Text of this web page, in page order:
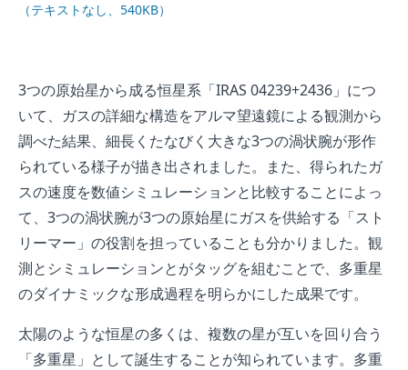
（テキストなし、540KB）
3つの原始星から成る恒星系「IRAS 04239+2436」につ
いて、ガスの詳細な構造をアルマ望遠鏡による観測から
調べた結果、細長くたなびく大きな3つの渦状腕が形作
られている様子が描き出されました。また、得られたガ
スの速度を数値シミュレーションと比較することによっ
て、3つの渦状腕が3つの原始星にガスを供給する「スト
リーマー」の役割を担っていることも分かりました。観
測とシミュレーションとがタッグを組むことで、多重星
のダイナミックな形成過程を明らかにした成果です。
太陽のような恒星の多くは、複数の星が互いを回り合う
「多重星」として誕生することが知られています。多重